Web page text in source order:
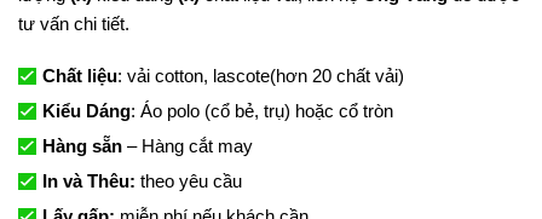
tư vấn chi tiết.
Chất liệu: vải cotton, lascote(hơn 20 chất vải)
Kiểu Dáng: Áo polo (cổ bẻ, trụ) hoặc cổ tròn
Hàng sẵn– Hàng cắt may
In và Thêu: theo yêu cầu